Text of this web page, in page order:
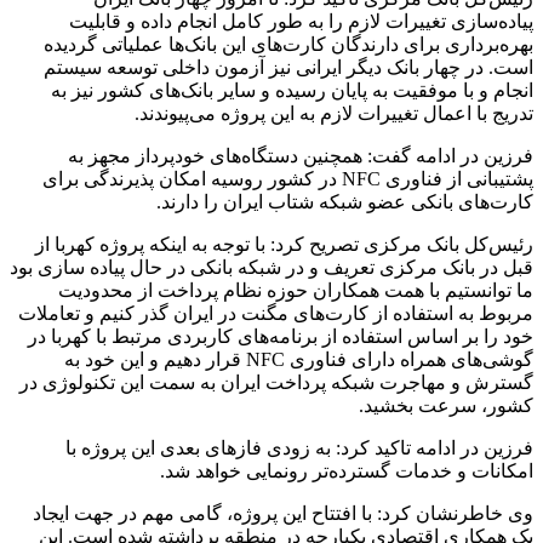
پیاده‌سازی تغییرات لازم را به طور کامل انجام داده و قابلیت
بهره‌برداری برای دارندگان کارت‌های این بانک‌ها عملیاتی گردیده
است. در چهار بانک دیگر ایرانی نیز آزمون داخلی توسعه سیستم
انجام و با موفقیت به پایان رسیده و سایر بانک‌های کشور نیز به
تدریج با اعمال تغییرات لازم به این پروژه می‌پیوندند.
فرزین در ادامه گفت: همچنین دستگاه‌های خودپرداز مجهز به
پشتیبانی از فناوری NFC در کشور روسیه امکان پذیرندگی برای
کارت‌های بانکی عضو شبکه شتاب ایران را دارند.
رئیس‌کل بانک مرکزی تصریح کرد: با توجه به اینکه پروژه کهربا از
قبل در بانک مرکزی تعریف و در شبکه بانکی در حال پیاده سازی بود
ما توانستیم با همت همکاران حوزه نظام پرداخت از محدودیت
مربوط به استفاده از کارت‌های مگنت در ایران گذر کنیم و تعاملات
خود را بر اساس استفاده از برنامه‌های کاربردی مرتبط با کهربا در
گوشی‌های همراه دارای فناوری NFC قرار دهیم و این خود به
گسترش و مهاجرت شبکه پرداخت ایران به سمت این تکنولوژی در
کشور، سرعت بخشید.
فرزین در ادامه تاکید کرد: به زودی فازهای بعدی این پروژه با
امکانات و خدمات گسترده‌تر رونمایی خواهد شد.
وی خاطرنشان کرد: با افتتاح این پروژه، گامی مهم در جهت ایجاد
یک همکاری اقتصادی یکپارچه در منطقه برداشته شده است. این